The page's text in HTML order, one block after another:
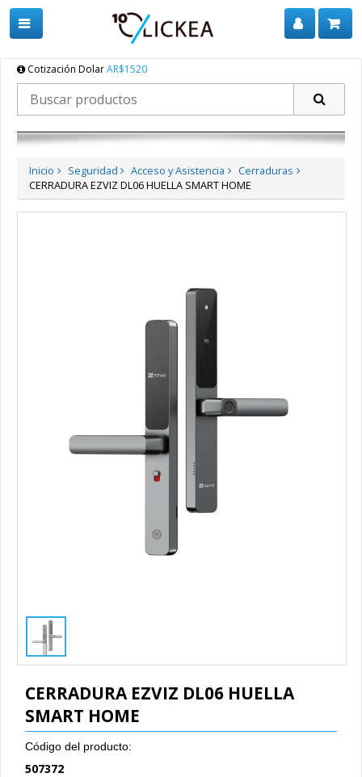
Cotización DolarAR$1520
Inicio Seguridad Acceso y Asistencia
Cerraduras
CERRADURA EZVIZ DL06 HUELLA SMART HOME
CERRADURA EZVIZ DL06 HUELLA
SMART HOME
Código del producto:
507372